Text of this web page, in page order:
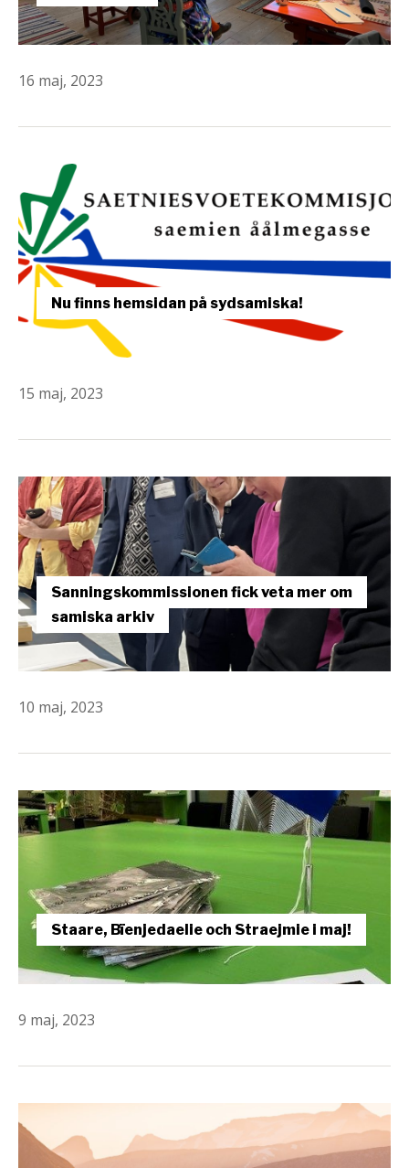
16 maj, 2023
Nu finns hemsidan på sydsamiska!
15 maj, 2023
Sanningskommissionen fick veta mer om
samiska arkiv
10 maj, 2023
Staare, Bïenjedaelie och Straejmie i maj!
9 maj, 2023